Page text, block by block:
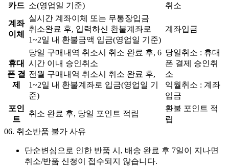
카드 소(영업일 기준)
취소
계좌
이체
실시간 계좌이체 또는 무통장입금
취소완료 후, 입력하신 환불계좌로
1~2일 내 환불금액 입금(영업일 기준)
계좌입금
휴대
폰 결
제
당일 구매내역 취소시 취소 완료 후, 6
시간 이내 승인취소
전월 구매내역 취소시 취소 완료 후,
1~2일 내 환불계좌로 입금(영업일 기
준)
당일취소 : 휴대
폰 결제 승인취
소
익월취소 : 계좌
입금
포인
트
취소 완료 후, 당일 포인트 적립
환불 포인트 적
립
06. 취소반품 불가 사유
단순변심으로 인한 반품 시, 배송 완료 후 7일이 지나면
취소/반품 신청이 접수되지 않습니다.